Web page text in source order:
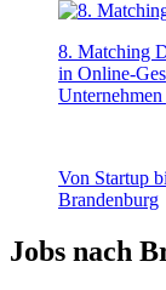
8. Matching
in Online-
Von Startup
Brandenburg
Jobs nach